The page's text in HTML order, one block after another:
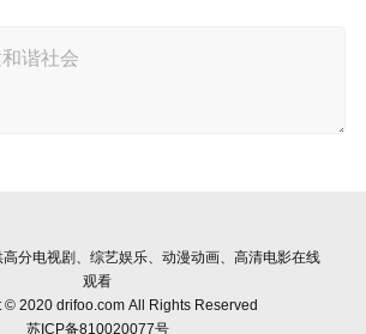
高分电视剧、综艺娱乐、动漫动画、高清电影在线
观看
© 2020 drifoo.com All Rights Reserved
苏ICP备810020077号